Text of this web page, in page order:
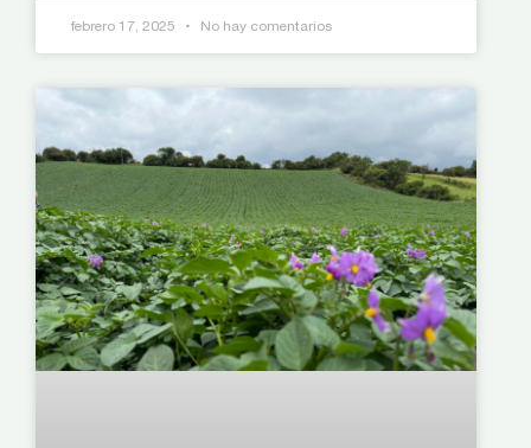
febrero 17, 2025 No hay comentarios